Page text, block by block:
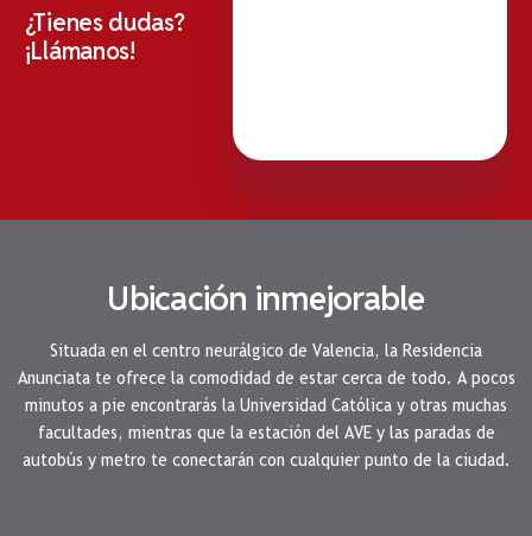
¿Tienes dudas?
¡Llámanos!
Ubicación inmejorable
Situada en el centro neurálgico de Valencia, la Residencia
Anunciata te ofrece la comodidad de estar cerca de todo. A pocos
minutos a pie encontrarás la Universidad Católica y otras muchas
facultades, mientras que la estación del AVE y las paradas de
autobús y metro te conectarán con cualquier punto de la ciudad.